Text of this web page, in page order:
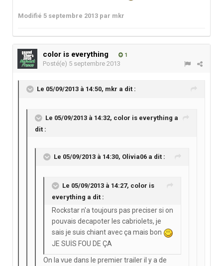
Modifié 5 septembre 2013 par mkr
color is everything 1
Posté(e) 5 septembre 2013
Le 05/09/2013 à 14:50, mkr a dit :
Le 05/09/2013 à 14:32, color is everything a
dit :
Le 05/09/2013 à 14:30, Olivia06 a dit :
Le 05/09/2013 à 14:27, color is
everything a dit :
Rockstar n'a toujours pas preciser si on
pouvais decapoter les cabriolets, je
sais je suis chiant avec ça mais bon
JE SUİS FOU DE ÇA
On la vue dans le premier trailer il y a de